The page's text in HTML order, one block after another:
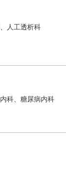
人工透析科
科、糖尿病内科